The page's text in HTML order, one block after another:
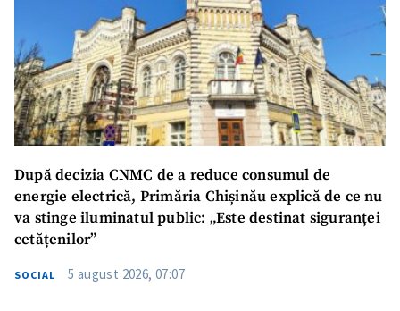
După decizia CNMC de a reduce consumul de
energie electrică, Primăria Chișinău explică de ce nu
va stinge iluminatul public: „Este destinat siguranței
cetățenilor”
SOCIAL 5 august 2026, 07:07